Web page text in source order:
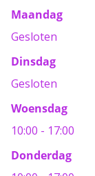
Maandag
Gesloten
Dinsdag
Gesloten
Woensdag
10:00 - 17:00
Donderdag